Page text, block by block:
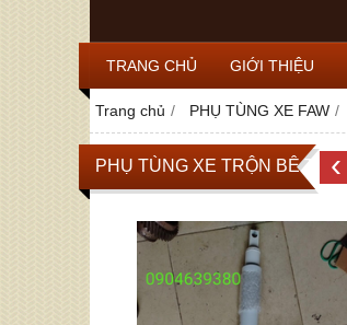
TRANG CHỦ GIỚI THIỆU
Trang chủ PHỤ TÙNG XE FAW
PHỤ TÙNG XE TRỘN BÊ TÔNG
‹